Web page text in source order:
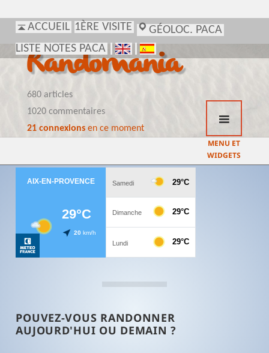
ACCUEIL 1ÈRE VISITE
GÉOLOC. PACA
LISTE NOTES PACA
Randomania
680 articles
1020 commentaires
21 connexionsen ce moment
MENU ET
WIDGETS
POUVEZ-VOUS RANDONNER
AUJOURD'HUI OU DEMAIN ?